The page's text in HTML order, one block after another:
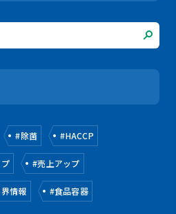
#除菌 #HACCP
#売上アップ
情報 #食品容器